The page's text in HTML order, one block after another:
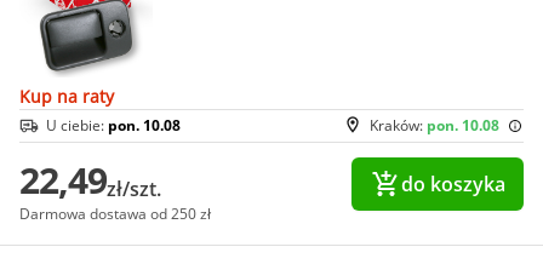
Kup na raty
Kraków: pon. 10.08
U ciebie: pon. 10.08
22,49zł/szt.
Darmowa dostawa od 250 zł
do koszyka